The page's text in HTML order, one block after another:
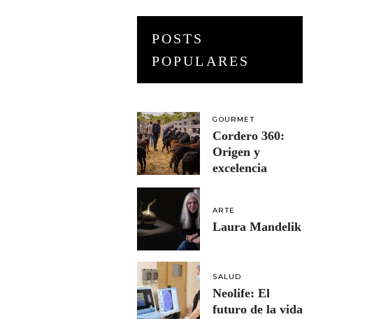
POSTS
POPULARES
GOURMET
Cordero 360:
Origen y
excelencia
ARTE
Laura Mandelik
SALUD
Neolife: El
futuro de la vida